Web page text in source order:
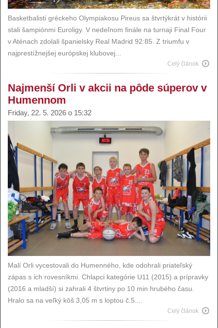
Basketbalisti gréckeho Olympiakosu Pireus sa štvrtýkrát v histórii
stali šampiónmi Euroligy. V nedeľnom finále na turnaji Final Four
v Aténach zdolali španielsky Real Madrid 92:85. Z triumfu v
najprestížnejšej európskej klubovej...
Celý článok
Najmenší Orli v akcii na pôde súperov v
Humennom
Friday, 22. 5. 2026 o 15:32
Malí Orli vycestovali do Humenného, kde odohrali priateľský
zápas s ich rovesníkmi. Chlapci kategórie U11 (2015) a prípravky
(2016 a mladší) si zahrali 4 štvrtiny po 10 min hrubého času.
Hralo sa na veľký kôš 3,05 m s loptou č.5....
Celý článok